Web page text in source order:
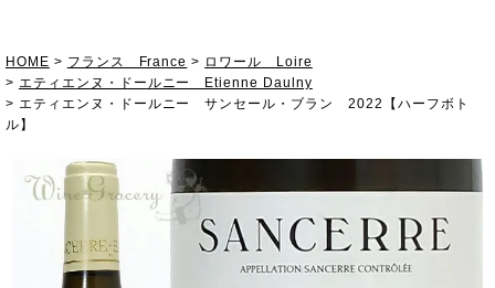
HOME フランス France
ロワール Loire
エティエンヌ・ドールニー Etienne Daulny
エティエンヌ・ドールニー サンセール・ブラン 2022【ハーフボト
ル】